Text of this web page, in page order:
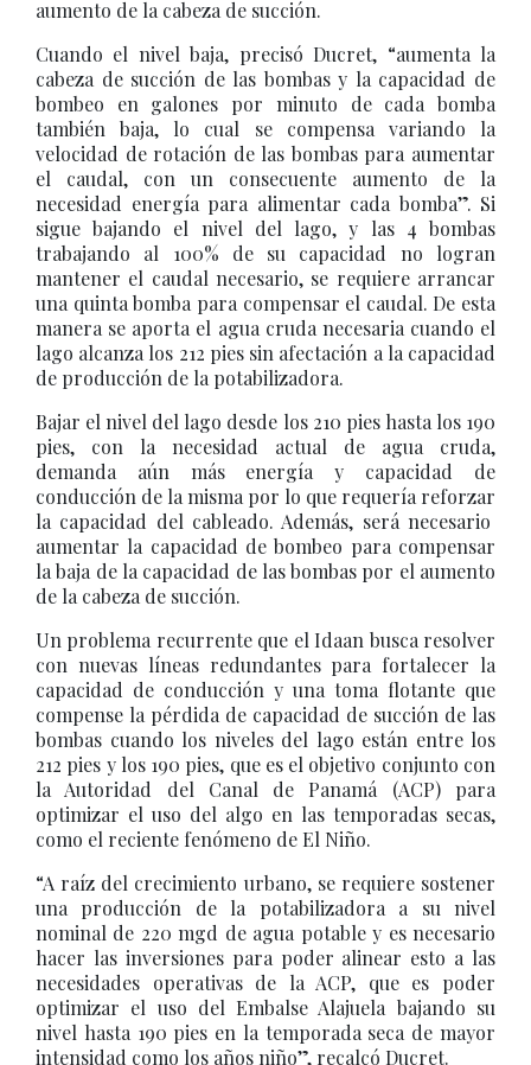
aumento de la cabeza de succión.
Cuando el nivel baja, precisó Ducret, “aumenta la
cabeza de succión de las bombas y la capacidad de
bombeo en galones por minuto de cada bomba
también baja, lo cual se compensa variando la
velocidad de rotación de las bombas para aumentar
el caudal, con un consecuente aumento de la
necesidad energía para alimentar cada bomba”. Si
sigue bajando el nivel del lago, y las 4 bombas
trabajando al 100% de su capacidad no logran
mantener el caudal necesario, se requiere arrancar
una quinta bomba para compensar el caudal. De esta
manera se aporta el agua cruda necesaria cuando el
lago alcanza los 212 pies sin afectación a la capacidad
de producción de la potabilizadora.
Bajar el nivel del lago desde los 210 pies hasta los 190
pies, con la necesidad actual de agua cruda,
demanda aún más energía y capacidad de
conducción de la misma por lo que requería reforzar
la capacidad del cableado. Además, será necesario
aumentar la capacidad de bombeo para compensar
la baja de la capacidad de las bombas por el aumento
de la cabeza de succión.
Un problema recurrente que el Idaan busca resolver
con nuevas líneas redundantes para fortalecer la
capacidad de conducción y una toma flotante que
compense la pérdida de capacidad de succión de las
bombas cuando los niveles del lago están entre los
212 pies y los 190 pies, que es el objetivo conjunto con
la Autoridad del Canal de Panamá (ACP) para
optimizar el uso del algo en las temporadas secas,
como el reciente fenómeno de El Niño.
“A raíz del crecimiento urbano, se requiere sostener
una producción de la potabilizadora a su nivel
nominal de 220 mgd de agua potable y es necesario
hacer las inversiones para poder alinear esto a las
necesidades operativas de la ACP, que es poder
optimizar el uso del Embalse Alajuela bajando su
nivel hasta 190 pies en la temporada seca de mayor
intensidad como los años niño”, recalcó Ducret.